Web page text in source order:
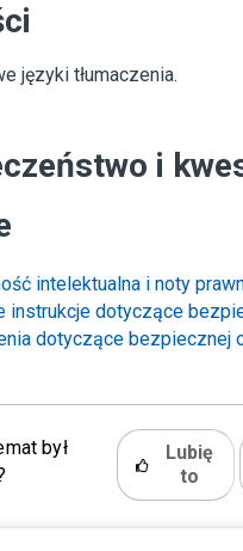
języki tłumaczenia.
i
intelektualna i noty
instrukcje dotyczące
dotyczące bezpiecznej
był
Lubię
to